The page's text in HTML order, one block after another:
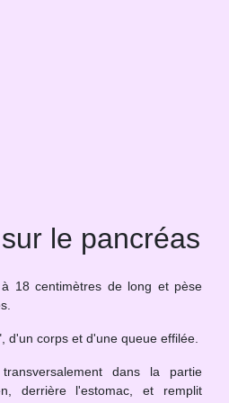
le pancréas
18 centimètres de long et pèse
d'un corps et d'une queue effilée.
dans la partie
derrière l'estomac, et remplit